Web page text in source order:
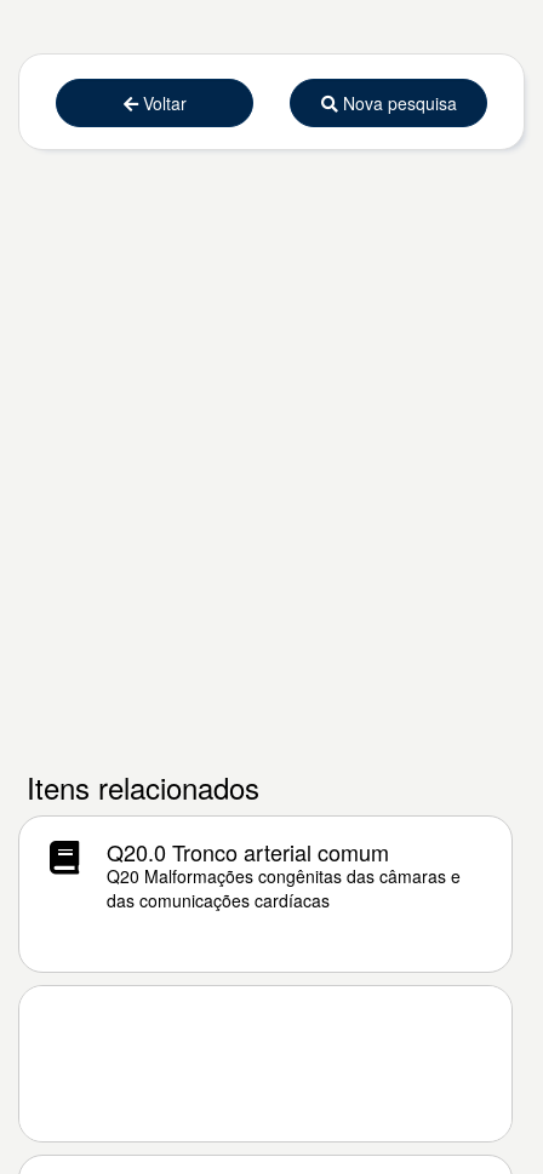
Voltar Nova pesquisa
Itens relacionados
Q20.0 Tronco arterial comum
Q20 Malformações congênitas das câmaras e
das comunicações cardíacas